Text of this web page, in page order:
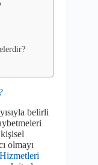
belirli
olmayı